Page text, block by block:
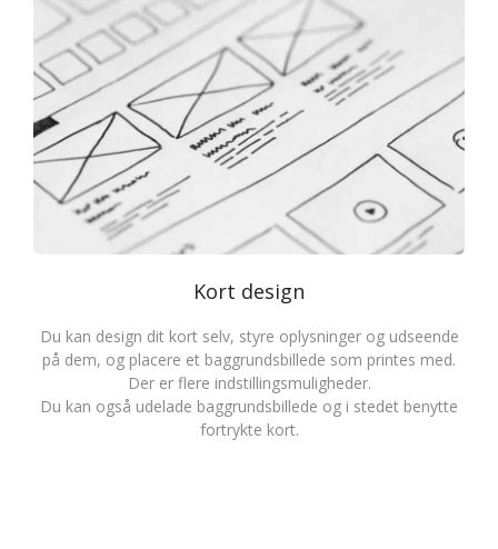
Kort design
Du kan design dit kort selv, styre oplysninger og udseende
på dem, og placere et baggrundsbillede som printes med.
Der er flere indstillingsmuligheder.
Du kan også udelade baggrundsbillede og i stedet benytte
fortrykte kort.